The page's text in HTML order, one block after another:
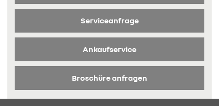
Serviceanfrage
Ankaufservice
Broschüre anfragen